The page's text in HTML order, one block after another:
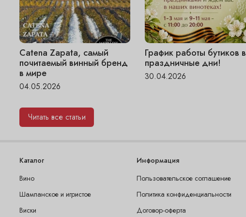
Catena Zapata, самый
почитаемый винный бренд
в мире
04.05.2026
График работы бутиков в
праздничные дни!
30.04.2026
Читать все статьи
Каталог
Вино
Шампанское и игристое
Виски
Информация
Пользовательское соглашение
Политика конфиденциальности
Договор-оферта